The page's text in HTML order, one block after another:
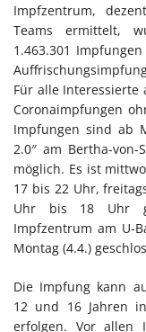
Impfzentrum,
Teams ermittelt,
1.463.301
Für alle Interessierte
Coronaimpfungen
Impfungen sind ab
2.0″ am Bertha-
möglich. Es ist
17 bis 22 Uhr,
Uhr bis 18 Uhr
Impfzentrum am U-
Montag (4.4.)
Die Impfung kann
12 und 16 Jahren
erfolgen. Vor allen